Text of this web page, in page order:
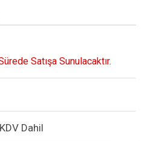
Satışa Sunulacaktır.
KDV Dahil